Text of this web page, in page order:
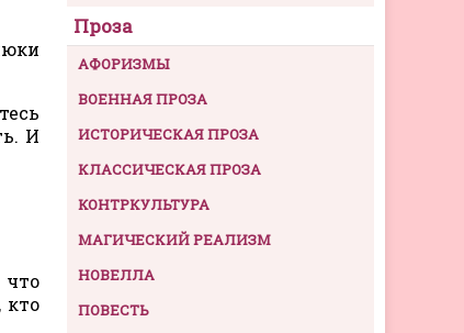
И
кто
Проза
АФОРИЗМЫ
ВОЕННАЯ ПРОЗА
ИСТОРИЧЕСКАЯ ПРОЗА
КЛАССИЧЕСКАЯ ПРОЗА
КОНТРКУЛЬТУРА
МАГИЧЕСКИЙ РЕАЛИЗМ
НОВЕЛЛА
ПОВЕСТЬ